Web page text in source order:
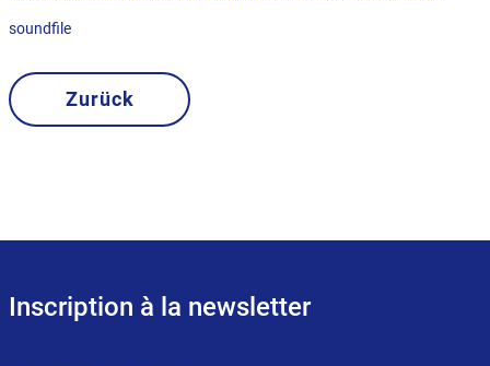
soundfile
Zurück
Inscription à la newsletter